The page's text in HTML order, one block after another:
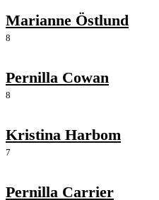
Marianne Östlund
8
Pernilla Cowan
8
Kristina Harbom
7
Pernilla Carrier